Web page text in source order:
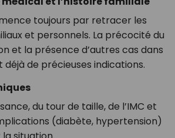
toujours par retracer les
et personnels. La précocité du
et la présence d’autres cas dans
de précieuses indications.
du tour de taille, de l’IMC et
(diabète, hypertension)